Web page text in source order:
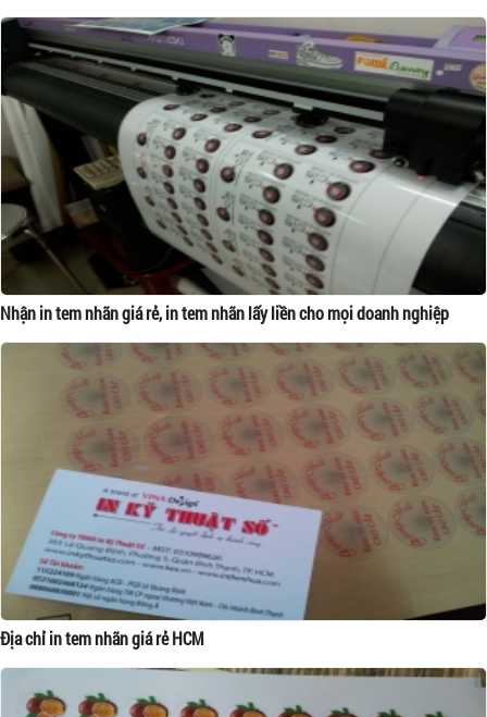
Nhận in tem nhãn giá rẻ, in tem nhãn lấy liền cho mọi doanh nghiệp
Địa chỉ in tem nhãn giá rẻ HCM